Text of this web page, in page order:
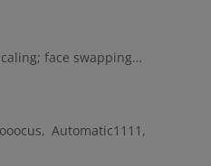
face swapping…
Automatic1111,